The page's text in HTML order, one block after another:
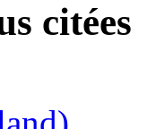
citées